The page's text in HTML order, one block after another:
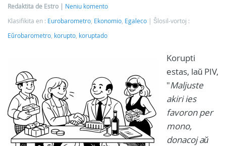
Redaktita de Estro
Neniu komento
Klasifikita en : Eurobarometro Ekonomio Egaleco
Ŝlosil-vortoj :
Eŭrobarometro korupto koruptado
Korupti
estas, laŭ PIV,
"Maljuste
akiri ies
favoron per
mono,
donacoj aŭ